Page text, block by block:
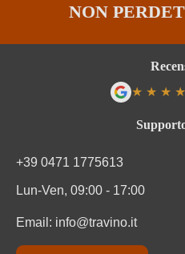
NON
+39 0471 1775613
Lun-Ven, 09:00 - 17:00
Email: info@travino.it
★ ★ ★ ★